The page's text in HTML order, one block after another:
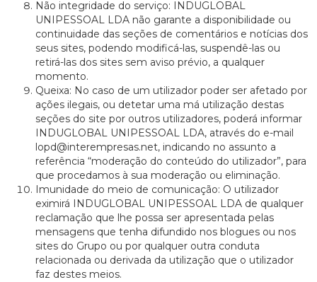
Não integridade do serviço: INDUGLOBAL
UNIPESSOAL LDA não garante a disponibilidade ou
continuidade das seções de comentários e notícias dos
seus sites, podendo modificá-las, suspendê-las ou
retirá-las dos sites sem aviso prévio, a qualquer
momento.
Queixa: No caso de um utilizador poder ser afetado por
ações ilegais, ou detetar uma má utilização destas
seções do site por outros utilizadores, poderá informar
INDUGLOBAL UNIPESSOAL LDA, através do e-mail
lopd@interempresas.net, indicando no assunto a
referência “moderação do conteúdo do utilizador”, para
que procedamos à sua moderação ou eliminação.
Imunidade do meio de comunicação: O utilizador
eximirá INDUGLOBAL UNIPESSOAL LDA de qualquer
reclamação que lhe possa ser apresentada pelas
mensagens que tenha difundido nos blogues ou nos
sites do Grupo ou por qualquer outra conduta
relacionada ou derivada da utilização que o utilizador
faz destes meios.